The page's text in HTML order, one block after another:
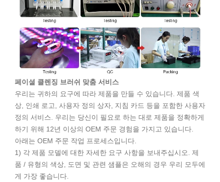
페이셜 클렌징 브러쉬 맞춤 서비스
우리는 귀하의 요구에 따라 제품을 만들 수 있습니다. 제품 색
상, 인쇄 로고, 사용자 정의 상자, 지침 카드 등을 포함한 사용자
정의 서비스. 우리는 당신이 필요로 하는 대로 제품을 정확하게
하기 위해 12년 이상의 OEM 주문 경험을 가지고 있습니다.
아래는 OEM 주문 작업 프로세스입니다.
1) 각 제품 모델에 대한 자세한 요구 사항을 보내주십시오. 제
품 / 유형의 색상, 도면 및 관련 샘플은 오해의 경우 우리 모두에
게 가장 좋습니다.